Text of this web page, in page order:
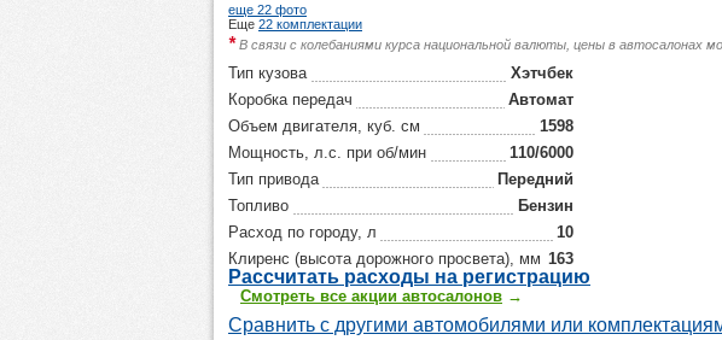
еще 22 фото
Еще 22 комплектации
*В связи с колебаниями курса национальной валюты, цены в автосалонах
Тип кузова
Хэтчбек
Коробка передач
Автомат
Объем двигателя, куб. см
1598
Мощность, л.с. при об/мин
110/6000
Тип привода
Передний
Топливо
Бензин
Расход по городу, л
10
Клиренс (высота дорожного просвета), мм 163
Рассчитать расходы на регистрацию
Смотреть все акции автосалонов →
Сравнить с другими автомобилями или